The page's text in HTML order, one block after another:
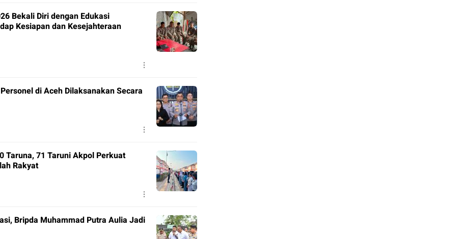
Bekali Diri dengan Edukasi
Kesiapan dan Kesejahteraan
di Aceh Dilaksanakan Secara
Taruna, 71 Taruni Akpol Perkuat
Rakyat
Bripda Muhammad Putra Aulia Jadi